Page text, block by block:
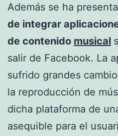
Además se ha
de integrar
de contenido musical
salir de Facebook. La
sufrido grandes
la reproducción de
dicha plataforma de
asequible para el